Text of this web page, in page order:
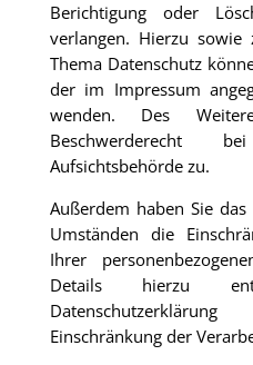
Berichtigung oder
verlangen. Hierzu
Thema Datenschutz
der im Impressum
wenden. Des
Beschwerderecht
Aufsichtsbehörde zu.
Außerdem haben Sie
Umständen die
Ihrer
Details hierzu
Einschränkung der